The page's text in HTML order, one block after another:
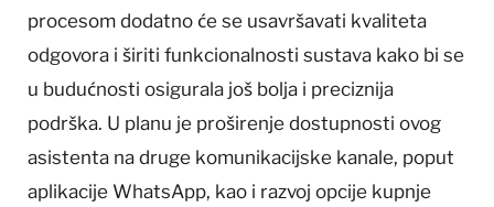
procesom dodatno će se usavršavati kvaliteta
odgovora i širiti funkcionalnosti sustava kako bi se
u budućnosti osigurala još bolja i preciznija
podrška. U planu je proširenje dostupnosti ovog
asistenta na druge komunikacijske kanale, poput
aplikacije WhatsApp, kao i razvoj opcije kupnje